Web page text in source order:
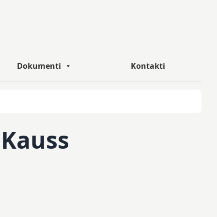
Dokumenti Kontakti